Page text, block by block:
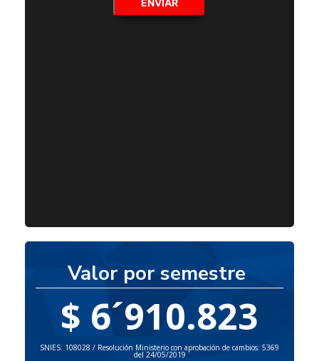
Valor por semestre
$ 6´910.823
SNIES: 108028 / Resolución Ministerio con aprobación de cambios: 5369
del 24/05/2019